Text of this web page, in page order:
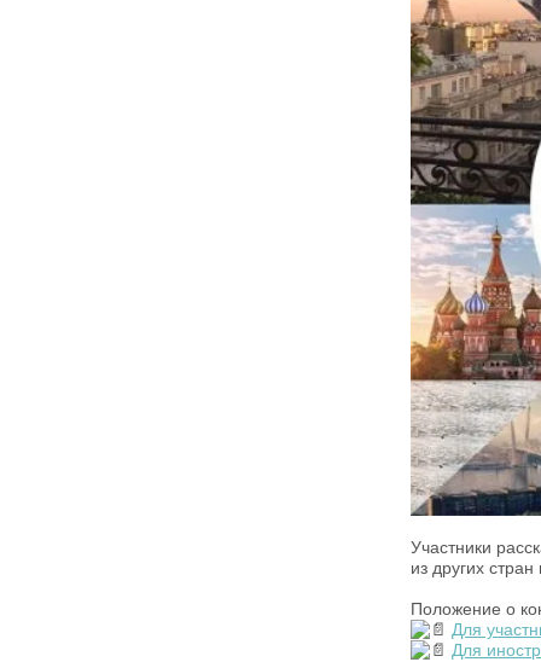
Участники
из других
Положение о
Для
Для